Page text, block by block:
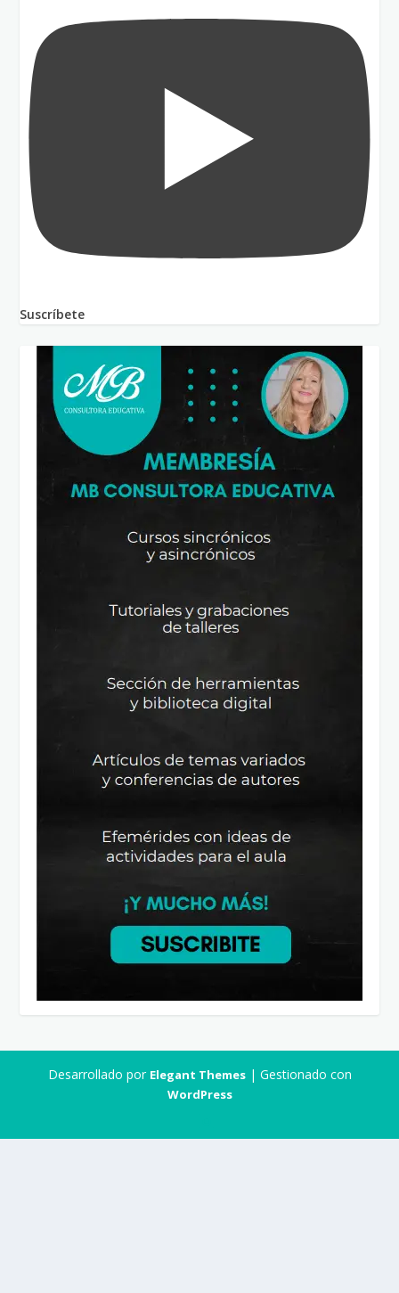
Suscríbete
Desarrollado por Elegant Themes| Gestionado con
WordPress